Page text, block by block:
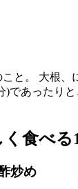
と。 大根
であったり
食べる
炒め